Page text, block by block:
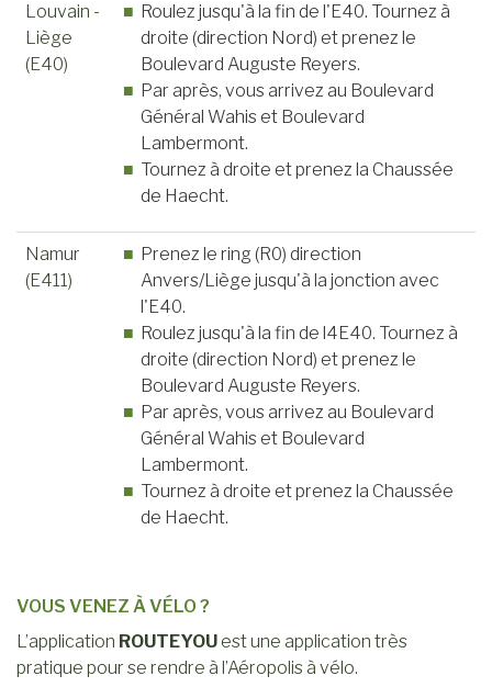
Louvain -
Liège
(E40)
Roulez jusqu'à la fin de l'E40. Tournez à
droite (direction Nord) et prenez le
Boulevard Auguste Reyers.
Par après, vous arrivez au Boulevard
Général Wahis et Boulevard
Lambermont.
Tournez à droite et prenez la Chaussée
de Haecht.
Namur
(E411)
Prenez le ring (R0) direction
Anvers/Liège jusqu'à la jonction avec
l'E40.
Roulez jusqu'à la fin de l4E40. Tournez à
droite (direction Nord) et prenez le
Boulevard Auguste Reyers.
Par après, vous arrivez au Boulevard
Général Wahis et Boulevard
Lambermont.
Tournez à droite et prenez la Chaussée
de Haecht.
VOUS VENEZ À VÉLO ?
L’application ROUTEYOUest une application très
pratique pour se rendre à l’Aéropolis à vélo.